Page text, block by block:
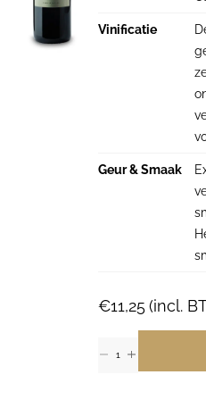
Vinificatie
Geur & Smaak
€11,25(incl.